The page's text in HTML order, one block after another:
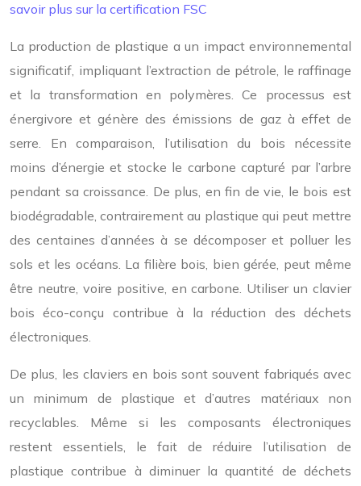
savoir plus sur la certification FSC
La production de plastique a un impact environnemental
significatif, impliquant l’extraction de pétrole, le raffinage
et la transformation en polymères. Ce processus est
énergivore et génère des émissions de gaz à effet de
serre. En comparaison, l’utilisation du bois nécessite
moins d’énergie et stocke le carbone capturé par l’arbre
pendant sa croissance. De plus, en fin de vie, le bois est
biodégradable, contrairement au plastique qui peut mettre
des centaines d’années à se décomposer et polluer les
sols et les océans. La filière bois, bien gérée, peut même
être neutre, voire positive, en carbone. Utiliser un clavier
bois éco-conçu contribue à la réduction des déchets
électroniques.
De plus, les claviers en bois sont souvent fabriqués avec
un minimum de plastique et d’autres matériaux non
recyclables. Même si les composants électroniques
restent essentiels, le fait de réduire l’utilisation de
plastique contribue à diminuer la quantité de déchets